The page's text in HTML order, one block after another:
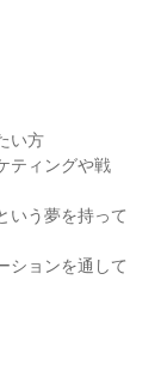
い方
ティングや戦
いう夢を持って
ションを通して